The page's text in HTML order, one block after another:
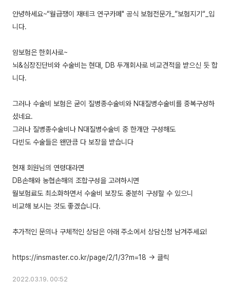
안녕하세요~“월급쟁이 재테크 연구카페" 공식 보험전문가_”보험지기“_입
니다.
암보험은 한회사로~
뇌&심장진단비와 수술비는 현대, DB 두개회사로 비교견적을 받으신 듯 합
니다.
그러나 수술비 보험은 굳이 질병종수술비와 N대질병수술비를 중복구성하
셨네요.
그러나 질병종수술비나 N대질병수술비 중 한개만 구성해도
다빈도 수술들은 왠만큼 다 보장을 받습니다
현재 회원님의 연령대라면
DB손해와 농협손해의 조합구성을 고려하시면
월보험료도 최소화하면서 수술비 보장도 충분히 구성할 수 있으니
비교해 보시는 것도 좋겠습니다.
추가적인 문의나 구체적인 상담은 아래 주소에서 상담신청 남겨주세요!
2022.03.19. 00:52